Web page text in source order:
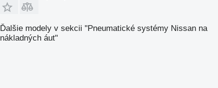
Ďalšie modely v sekcii "Pneumatické systémy Nissan na
nákladných áut"